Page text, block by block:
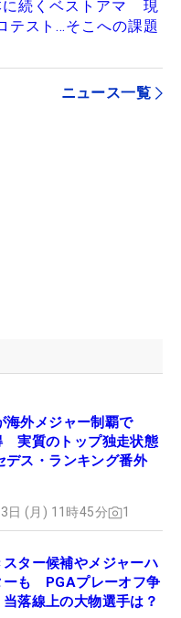
に続くベストアマ 現
テスト…そこへの課題
ニュース一覧
海外メジャー制覇で
実質のトップ独走状態
デス・ランキング番外
日 (月) 11時45分 1
スター候補やメジャーハ
ーも PGAプレーオフ争
当落線上の大物選手は？